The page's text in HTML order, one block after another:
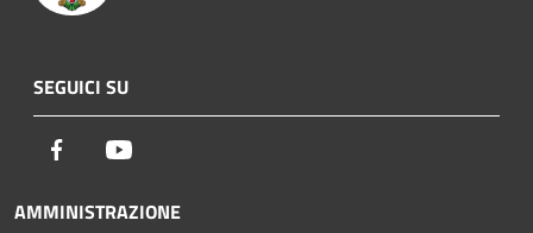
SEGUICI SU
Facebook
AMMINISTRAZIONE